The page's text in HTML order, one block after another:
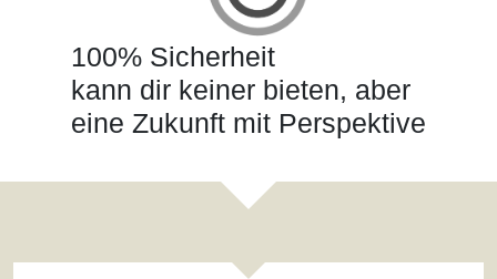
100% Sicherheit
kann dir keiner bieten, aber
eine Zukunft mit Perspektive